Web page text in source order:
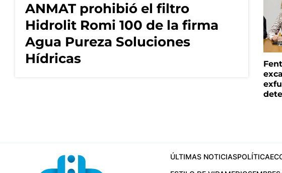
ANMAT prohibió el filtro
Hidrolit Romi 100 de la firma
Agua Pureza Soluciones
Hídricas
ÚLTIMAS NOTICIASPOLÍTICA